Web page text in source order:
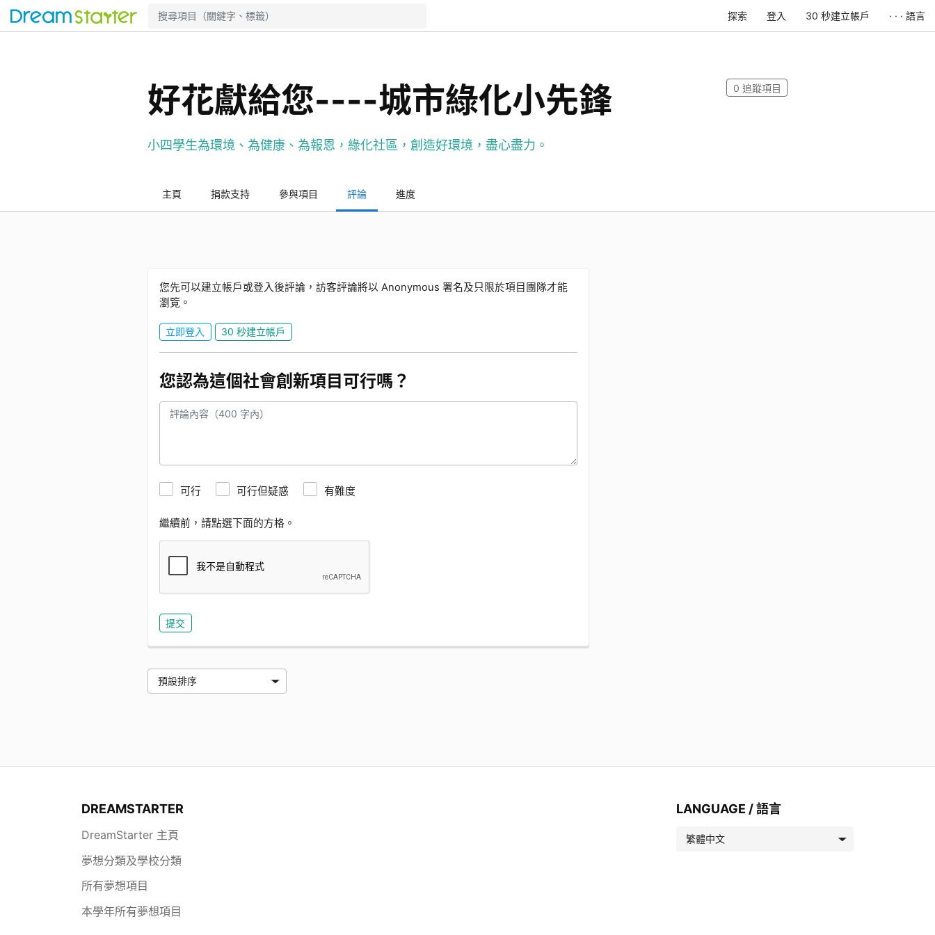
探索 登入 30 秒建立帳戶 · · · 語言
好花獻給您----城市綠化小先鋒
小四學生為環境、為健康、為報恩，綠化社區，創造好環境，盡心盡力。
0 追蹤項目
主頁 捐款支持 參與項目 評論 進度
您先可以建立帳戶或登入後評論，訪客評論將以 Anonymous 署名及只限於項目團隊才能
瀏覽。
立即登入 30 秒建立帳戶
您認為這個社會創新項目可行嗎？
可行 可行但疑惑 有難度
繼續前，請點選下面的方格。
DREAMSTARTER
DreamStarter 主頁
夢想分類及學校分類
所有夢想項目
本學年所有夢想項目
LANGUAGE / 語言